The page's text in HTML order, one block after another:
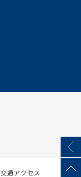
交通アクセス